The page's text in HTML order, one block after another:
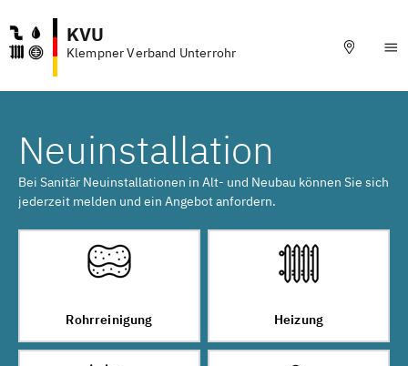
KVU
Klempner Verband Unterrohr
Neuinstallation
Bei Sanitär Neuinstallationen in Alt- und Neubau können Sie sich
jederzeit melden und ein Angebot anfordern.
Rohrreinigung Heizung